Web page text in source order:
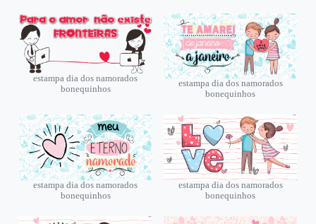
estampa dia dos namorados
bonequinhos
estampa dia dos namorados
bonequinhos
estampa dia dos namorados
bonequinhos
estampa dia dos namorados
bonequinhos